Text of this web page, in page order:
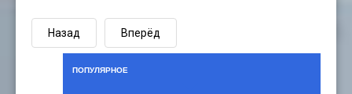
Назад Вперёд
ПОПУЛЯРНОЕ